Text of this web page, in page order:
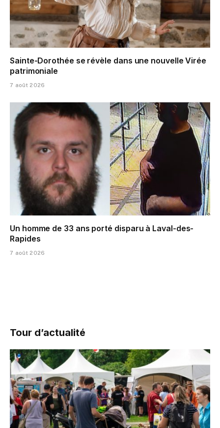
Sainte-Dorothée se révèle dans une nouvelle Virée
patrimoniale
7 août 2026
Un homme de 33 ans porté disparu à Laval-des-
Rapides
7 août 2026
Tour d’actualité